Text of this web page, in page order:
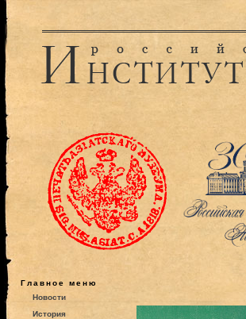
Главное меню
Новости
История